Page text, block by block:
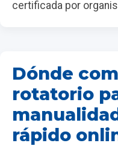
certificada por
Dónde
rotatorio
rápido